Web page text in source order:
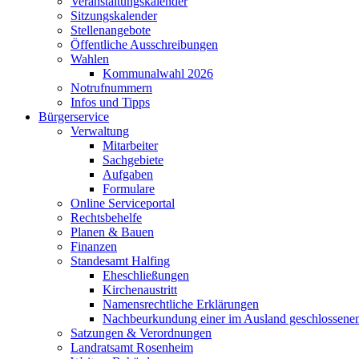
Sitzungskalender
Stellenangebote
Öffentliche Ausschreibungen
Wahlen
Kommunalwahl 2026
Notrufnummern
Infos und Tipps
Bürgerservice
Verwaltung
Mitarbeiter
Sachgebiete
Aufgaben
Formulare
Online Serviceportal
Rechtsbehelfe
Planen & Bauen
Finanzen
Standesamt Halfing
Eheschließungen
Kirchenaustritt
Namensrechtliche Erklärungen
Nachbeurkundung einer im Ausland
Satzungen & Verordnungen
Landratsamt Rosenheim